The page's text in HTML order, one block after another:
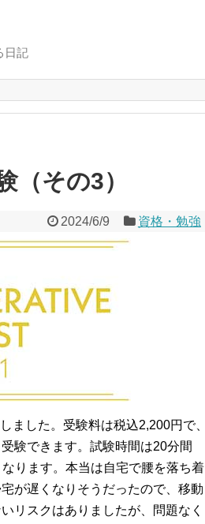
日記
その3）
2024/6/9 資格・勉強
ました。受験料は税込2,200円で、
験できます。試験時間は20分間
ります。本当は自宅で腰を落ち着
が遅くなりそうだったので、移動
リスクはありましたが、問題なく